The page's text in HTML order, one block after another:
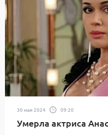
30 мая 2024 09:20
Умерла актриса